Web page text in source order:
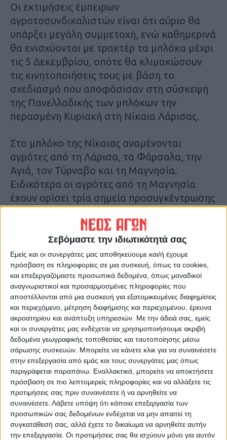
Σεβόμαστε την ιδιωτικότητά σας
Εμείς και οι συνεργάτες μας αποθηκεύουμε και/ή έχουμε
πρόσβαση σε πληροφορίες σε μια συσκευή, όπως τα cookies,
και επεξεργαζόμαστε προσωπικά δεδομένα, όπως μοναδικοί
αναγνωριστικοί και προσαρμοσμένες πληροφορίες που
αποστέλλονται από μια συσκευή για εξατομικευμένες διαφημίσεις
και περιεχόμενο, μέτρηση διαφήμισης και περιεχομένου, έρευνα
ακροατηρίου και ανάπτυξη υπηρεσιών. Με την άδειά σας, εμείς
και οι συνεργάτες μας ενδέχεται να χρησιμοποιήσουμε ακριβή
δεδομένα γεωγραφικής τοποθεσίας και ταυτοποίησης μέσω
σάρωσης συσκευών. Μπορείτε να κάνετε κλικ για να συναινέσετε
στην επεξεργασία από εμάς και τους συνεργάτες μας όπως
περιγράφεται παραπάνω. Εναλλακτικά, μπορείτε να αποκτήσετε
πρόσβαση σε πιο λεπτομερείς πληροφορίες και να αλλάξετε τις
προτιμήσεις σας πριν συναινέσετε ή να αρνηθείτε να
συναινέσετε. Λάβετε υπόψη ότι κάποια επεξεργασία των
προσωπικών σας δεδομένων ενδέχεται να μην απαιτεί τη
συγκατάθεσή σας, αλλά έχετε το δικαίωμα να αρνηθείτε αυτήν
την επεξεργασία. Οι προτιμήσεις σας θα ισχύουν μόνο για αυτόν
Οι εκτιμήσεις έμπειρων
αγροτοσυνδικαλιστών είναι ότι αύριο θα
υπάρξει μεγάλη συμμετοχή, ενώ καθημερινά
θα ενισχύονται με τρακτέρ τα μπλόκα μέχρι
τις 5 Δεκεμβρίου, οπότε θα κλιμακώσουν
τις κινητοποιήσεις τους με βάση το
σχεδιασμό που αποφάσισαν στη σύσκεψη
της Πανελλαδικής των μπλόκων την
περασμένη Κυριακή στη Νίκαια Λάρισας.
Στο μπλόκο της Νίκαιας αναμένονται
αγρότες από τη Λάρισα, τα Φάρσαλα, την
Αγιά, τον Τύρναβο και τη Μαγνησία.
Ειδικότερα οι αγρότες από τη Μαγνησία
έχουν ορίσει τρία σημεία προσυγκέντρωσης
αναμένονται αγροτικά αυτοκίνητα κυρίως
από το Πήλιο, το Πεδίο του Άρεως και το
Ριζόμυλο από όπου θα πορευτούν στη
συνέχεια συντεταγμένα τρακτερ και
αγροτικά αυτοκίνητα για τον κόμβο της
Νίκαιας.
Στον πυρήνα των αιτημάτων τους οι
αγρότες της Θεσσαλίας έχουν το κόστος
παραγωγής,τις χαμηλές τιμές για αυτό
ζητούν κατώτατες εγγυημένες τιμές για τα
προϊόντα τους, την ενίσχυση των
κτηνοτρόφων που πλήττονται από την
ευλογιά, την καταβολή των αποζημιώσεων
από το Daniel και την απόδοση δικαιοσύνης
για το σκάνδαλο του ΟΠΕΚΕΠΕ.